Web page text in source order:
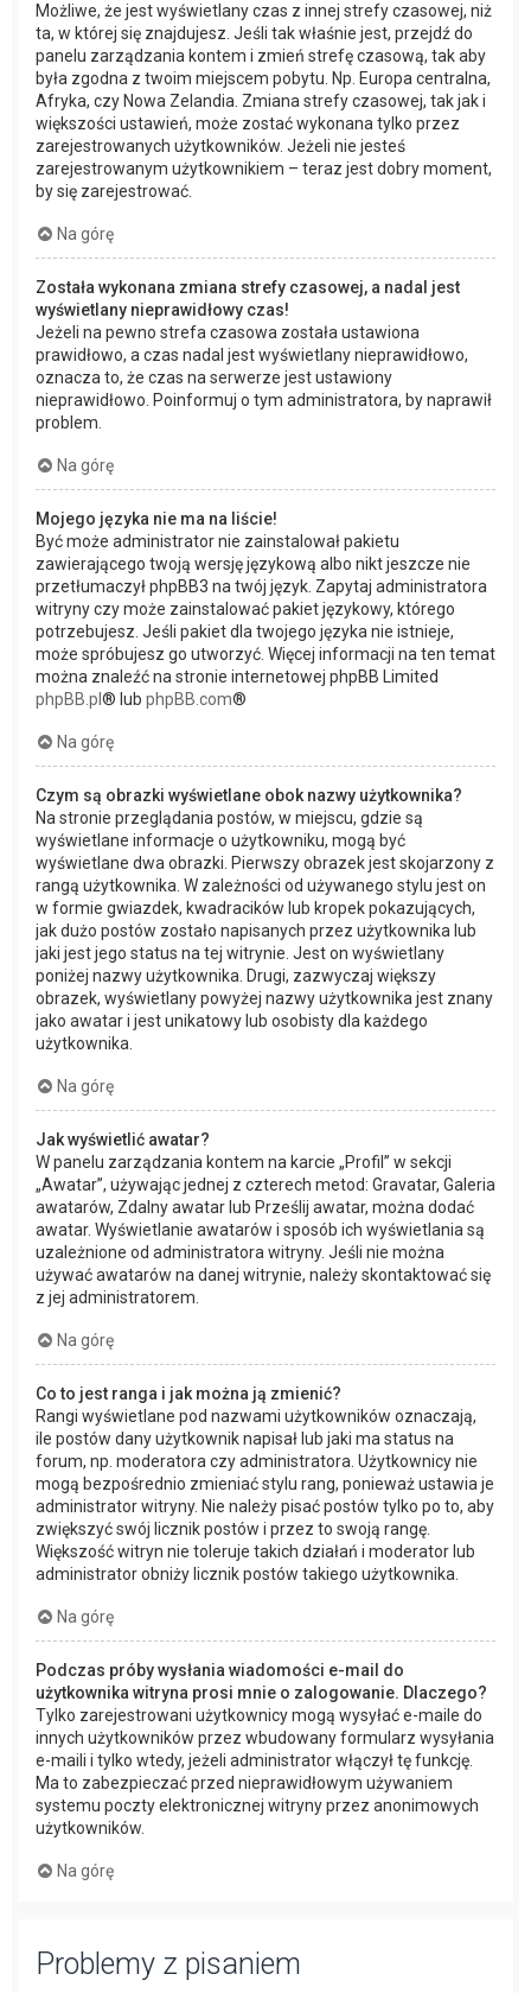
Możliwe, że jest wyświetlany czas z innej strefy czasowej, niż
ta, w której się znajdujesz. Jeśli tak właśnie jest, przejdź do
panelu zarządzania kontem i zmień strefę czasową, tak aby
była zgodna z twoim miejscem pobytu. Np. Europa centralna,
Afryka, czy Nowa Zelandia. Zmiana strefy czasowej, tak jak i
większości ustawień, może zostać wykonana tylko przez
zarejestrowanych użytkowników. Jeżeli nie jesteś
zarejestrowanym użytkownikiem – teraz jest dobry moment,
by się zarejestrować.
Na górę
Została wykonana zmiana strefy czasowej, a nadal jest
wyświetlany nieprawidłowy czas!
Jeżeli na pewno strefa czasowa została ustawiona
prawidłowo, a czas nadal jest wyświetlany nieprawidłowo,
oznacza to, że czas na serwerze jest ustawiony
nieprawidłowo. Poinformuj o tym administratora, by naprawił
problem.
Na górę
Mojego języka nie ma na liście!
Być może administrator nie zainstalował pakietu
zawierającego twoją wersję językową albo nikt jeszcze nie
przetłumaczył phpBB3 na twój język. Zapytaj administratora
witryny czy może zainstalować pakiet językowy, którego
potrzebujesz. Jeśli pakiet dla twojego języka nie istnieje,
może spróbujesz go utworzyć. Więcej informacji na ten temat
można znaleźć na stronie internetowej phpBB Limited
phpBB.pl ® lub phpBB.com®
Na górę
Czym są obrazki wyświetlane obok nazwy użytkownika?
Na stronie przeglądania postów, w miejscu, gdzie są
wyświetlane informacje o użytkowniku, mogą być
wyświetlane dwa obrazki. Pierwszy obrazek jest skojarzony z
rangą użytkownika. W zależności od używanego stylu jest on
w formie gwiazdek, kwadracików lub kropek pokazujących,
jak dużo postów zostało napisanych przez użytkownika lub
jaki jest jego status na tej witrynie. Jest on wyświetlany
poniżej nazwy użytkownika. Drugi, zazwyczaj większy
obrazek, wyświetlany powyżej nazwy użytkownika jest znany
jako awatar i jest unikatowy lub osobisty dla każdego
użytkownika.
Na górę
Jak wyświetlić awatar?
W panelu zarządzania kontem na karcie „Profil” w sekcji
„Awatar”, używając jednej z czterech metod: Gravatar, Galeria
awatarów, Zdalny awatar lub Prześlij awatar, można dodać
awatar. Wyświetlanie awatarów i sposób ich wyświetlania są
uzależnione od administratora witryny. Jeśli nie można
używać awatarów na danej witrynie, należy skontaktować się
z jej administratorem.
Na górę
Co to jest ranga i jak można ją zmienić?
Rangi wyświetlane pod nazwami użytkowników oznaczają,
ile postów dany użytkownik napisał lub jaki ma status na
forum, np. moderatora czy administratora. Użytkownicy nie
mogą bezpośrednio zmieniać stylu rang, ponieważ ustawia je
administrator witryny. Nie należy pisać postów tylko po to, aby
zwiększyć swój licznik postów i przez to swoją rangę.
Większość witryn nie toleruje takich działań i moderator lub
administrator obniży licznik postów takiego użytkownika.
Na górę
Podczas próby wysłania wiadomości e-mail do
użytkownika witryna prosi mnie o zalogowanie. Dlaczego?
Tylko zarejestrowani użytkownicy mogą wysyłać e-maile do
innych użytkowników przez wbudowany formularz wysyłania
e-maili i tylko wtedy, jeżeli administrator włączył tę funkcję.
Ma to zabezpieczać przed nieprawidłowym używaniem
systemu poczty elektronicznej witryny przez anonimowych
użytkowników.
Na górę
Problemy z pisaniem